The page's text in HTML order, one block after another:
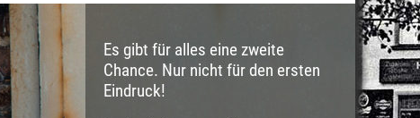
Es gibt für alles eine zweite
Chance. Nur nicht für den ersten
Eindruck!